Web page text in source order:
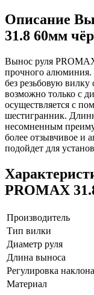
Описание
31.8 60мм
Вынос руля
прочного алюминия.
без резьбовую
возможно только с
осуществляется с
шестигранник.
несомненным
более отзывчивое и
подойдет для
PROMAX
Производитель
Тип вилки
Диаметр руля
Длина выноса
Регулировка наклона
Материал